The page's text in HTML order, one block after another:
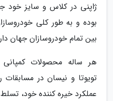
ژاپنی در کلاس و سایز خود
بوده و به طور کلی
بین تمام خودروسازان جهان
هر ساله محصولات کمپانی
تویوتا و نیسان در مسابقات
عملکرد خیره کننده خود،